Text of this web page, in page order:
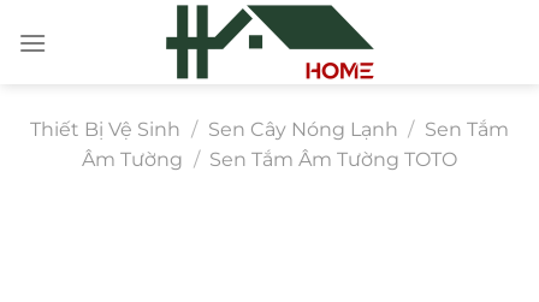
đến
Thiết Bị Vệ Sinh / Sen Cây Nóng Lạnh / Sen Tắm
Âm Tường / Sen Tắm Âm Tường TOTO